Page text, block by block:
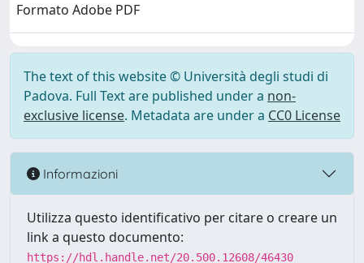
Formato Adobe PDF
The text of this website © Università degli studi di
Padova. Full Text are published under a non-
exclusive license. Metadata are under a CC0 License
Informazioni
Utilizza questo identificativo per citare o creare un
link a questo documento:
https://hdl.handle.net/20.500.12608/46430